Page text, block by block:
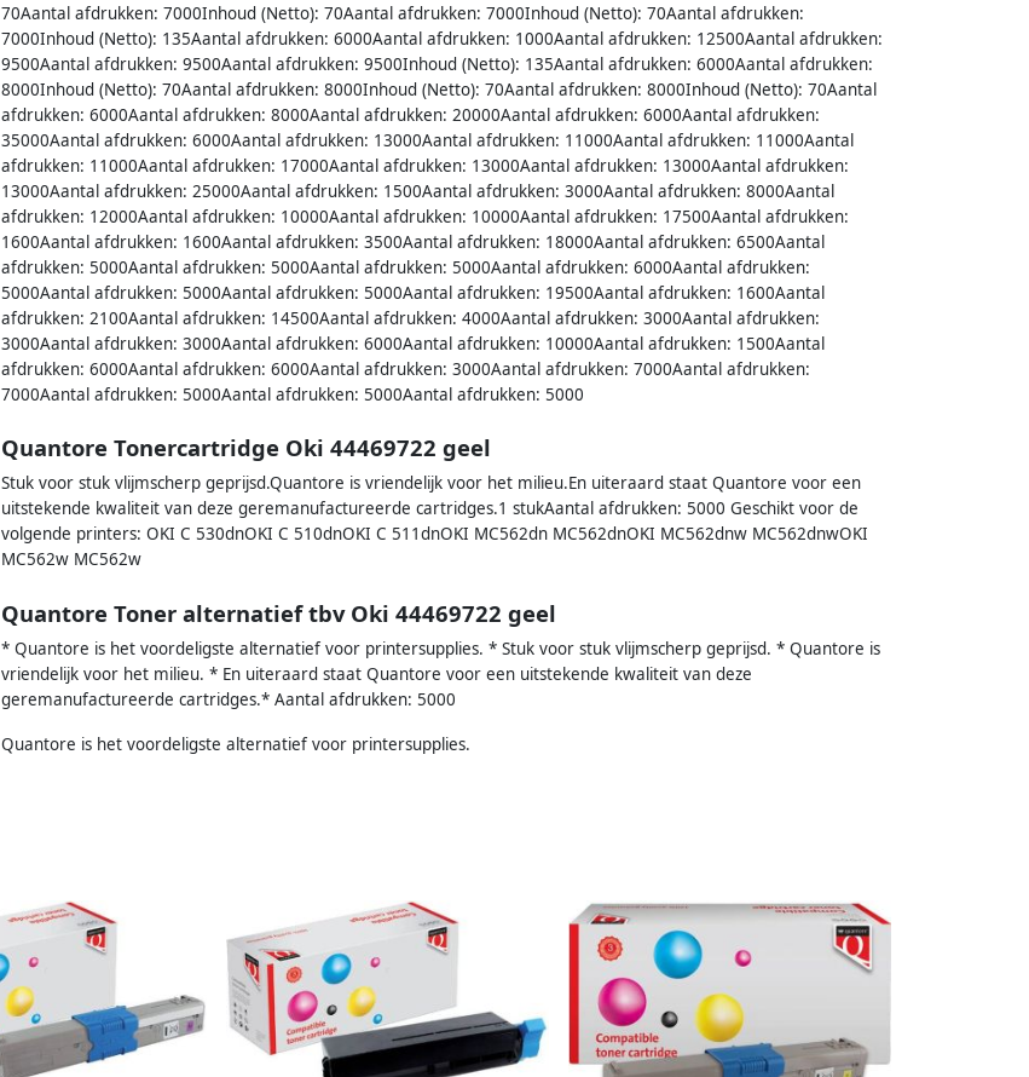
70Aantal afdrukken: 7000Inhoud (Netto): 70Aantal afdrukken: 7000Inhoud (Netto): 70Aantal afdrukken:
7000Inhoud (Netto): 135Aantal afdrukken: 6000Aantal afdrukken: 1000Aantal afdrukken: 12500Aantal afdrukken:
9500Aantal afdrukken: 9500Aantal afdrukken: 9500Inhoud (Netto): 135Aantal afdrukken: 6000Aantal afdrukken:
8000Inhoud (Netto): 70Aantal afdrukken: 8000Inhoud (Netto): 70Aantal afdrukken: 8000Inhoud (Netto): 70Aantal
afdrukken: 6000Aantal afdrukken: 8000Aantal afdrukken: 20000Aantal afdrukken: 6000Aantal afdrukken:
35000Aantal afdrukken: 6000Aantal afdrukken: 13000Aantal afdrukken: 11000Aantal afdrukken: 11000Aantal
afdrukken: 11000Aantal afdrukken: 17000Aantal afdrukken: 13000Aantal afdrukken: 13000Aantal afdrukken:
13000Aantal afdrukken: 25000Aantal afdrukken: 1500Aantal afdrukken: 3000Aantal afdrukken: 8000Aantal
afdrukken: 12000Aantal afdrukken: 10000Aantal afdrukken: 10000Aantal afdrukken: 17500Aantal afdrukken:
1600Aantal afdrukken: 1600Aantal afdrukken: 3500Aantal afdrukken: 18000Aantal afdrukken: 6500Aantal
afdrukken: 5000Aantal afdrukken: 5000Aantal afdrukken: 5000Aantal afdrukken: 6000Aantal afdrukken:
5000Aantal afdrukken: 5000Aantal afdrukken: 5000Aantal afdrukken: 19500Aantal afdrukken: 1600Aantal
afdrukken: 2100Aantal afdrukken: 14500Aantal afdrukken: 4000Aantal afdrukken: 3000Aantal afdrukken:
3000Aantal afdrukken: 3000Aantal afdrukken: 6000Aantal afdrukken: 10000Aantal afdrukken: 1500Aantal
afdrukken: 6000Aantal afdrukken: 6000Aantal afdrukken: 3000Aantal afdrukken: 7000Aantal afdrukken:
7000Aantal afdrukken: 5000Aantal afdrukken: 5000Aantal afdrukken: 5000
Quantore Tonercartridge Oki 44469722 geel
Stuk voor stuk vlijmscherp geprijsd.Quantore is vriendelijk voor het milieu.En uiteraard staat Quantore voor een
uitstekende kwaliteit van deze geremanufactureerde cartridges.1 stukAantal afdrukken: 5000 Geschikt voor de
volgende printers: OKI C 530dnOKI C 510dnOKI C 511dnOKI MC562dn MC562dnOKI MC562dnw MC562dnwOKI
MC562w MC562w
Quantore Toner alternatief tbv Oki 44469722 geel
* Quantore is het voordeligste alternatief voor printersupplies. * Stuk voor stuk vlijmscherp geprijsd. * Quantore is
vriendelijk voor het milieu. * En uiteraard staat Quantore voor een uitstekende kwaliteit van deze
geremanufactureerde cartridges.* Aantal afdrukken: 5000
Quantore is het voordeligste alternatief voor printersupplies.